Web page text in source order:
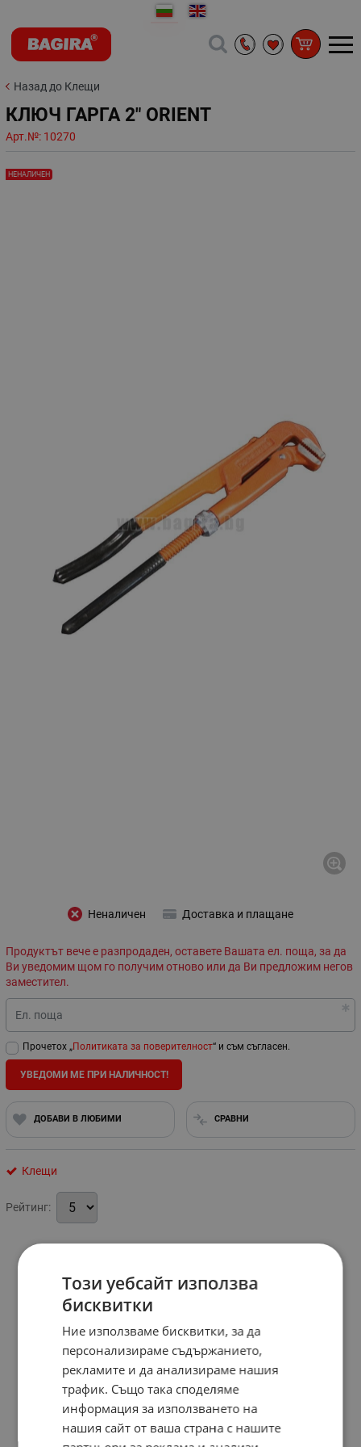
Назад до Клещи
КЛЮЧ ГАРГА 2" ORIENT
Арт.№: 10270
НЕНАЛИЧЕН
Неналичен Доставка и плащане
Продуктът вече е разпродаден, оставете Вашата ел. поща, за да
Ви уведомим щом го получим отново или да Ви предложим негов
заместител.
Ел. поща
Прочетох „Политиката за поверителност“ и съм съгласен.
УВЕДОМИ МЕ ПРИ НАЛИЧНОСТ!
ДОБАВИ В ЛЮБИМИ СРАВНИ
Клещи
Рейтинг:
Този уебсайт използва
бисквитки
Ние използваме бисквитки, за да
персонализираме съдържанието,
рекламите и да анализираме нашия
трафик. Също така споделяме
информация за използването на
нашия сайт от ваша страна с нашите